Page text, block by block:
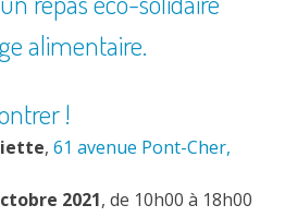
alimentaire.
!
, 61 avenue Pont-Cher,
2021, de 10h00 à 18h00